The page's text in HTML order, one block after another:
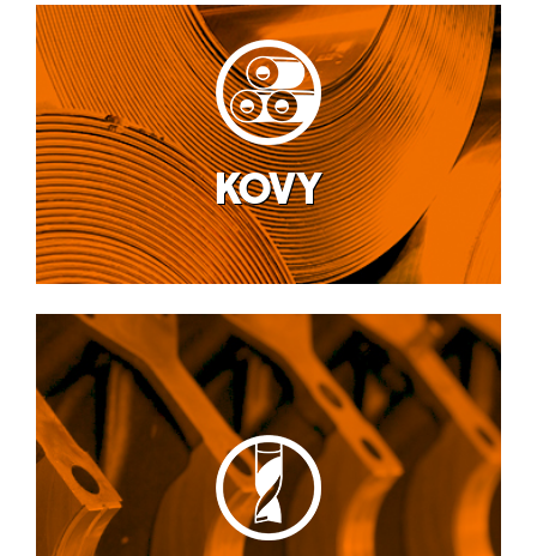
KOVY
Neželezné kovy
Ocel
Letecký průmysl a obrana
Průmysl
Doprava – díly